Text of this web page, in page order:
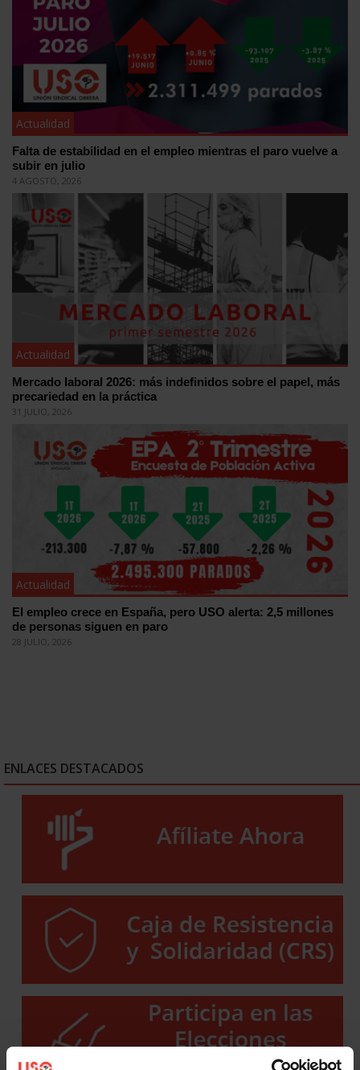
Actualidad
Falta de estabilidad en el empleo mientras el paro vuelve a
subir en julio
4 AGOSTO, 2026
Actualidad
Mercado laboral 2026: más indefinidos sobre el papel, más
precariedad en la práctica
31 JULIO, 2026
Actualidad
El empleo crece en España, pero USO alerta: 2,5 millones
de personas siguen en paro
28 JULIO, 2026
ENLACES DESTACADOS